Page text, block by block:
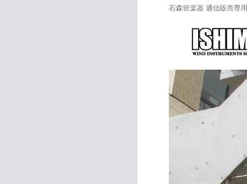
石森管楽器 通信販売専